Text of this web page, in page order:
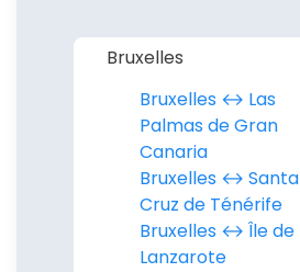
Bruxelles
Bruxelles ↔︎ Las
Palmas de Gran
Canaria
Bruxelles ↔︎ Santa
Cruz de Ténérife
Bruxelles ↔︎ Île de
Lanzarote